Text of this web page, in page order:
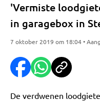
'Vermiste
in garagebox in
7 oktober 2019 om 18:04 •
De verdwenen